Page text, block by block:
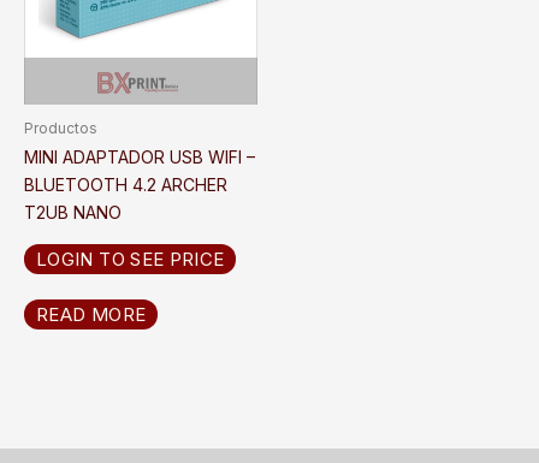
Productos
MINI ADAPTADOR USB WIFI –
BLUETOOTH 4.2 ARCHER
T2UB NANO
LOGIN TO SEE PRICE
READ MORE